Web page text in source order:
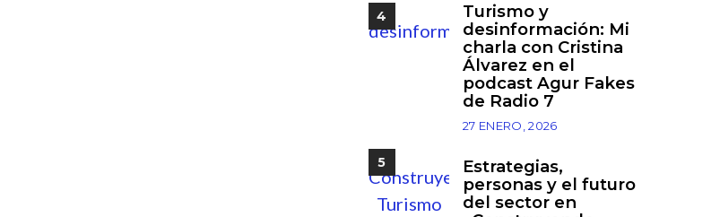
4
Turismo y
desinformación: Mi
charla con Cristina
Álvarez en el
podcast Agur Fakes
de Radio 7
27 ENERO, 2026
5
Estrategias,
personas y el futuro
del sector en